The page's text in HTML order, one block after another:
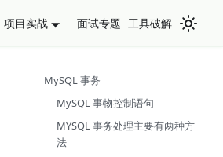
项目实战 面试专题 工具破解
MySQL 事务
MySQL 事物控制语句
MYSQL 事务处理主要有两种方
法